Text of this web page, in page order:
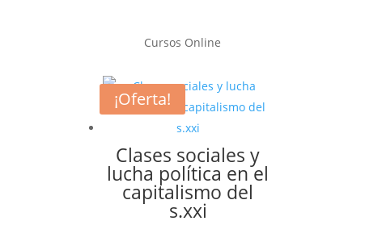
Cursos Online
Clases sociales y
lucha política en el
capitalismo del
s.xxi
¡Oferta!